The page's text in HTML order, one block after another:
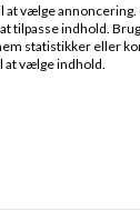
nævner, at
at software
2. Undtagelsen
Være at den
at vælge
indhold.
statistikker eller
vælge indhold.